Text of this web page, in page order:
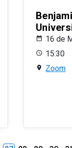
16 de
15:30
Zoom